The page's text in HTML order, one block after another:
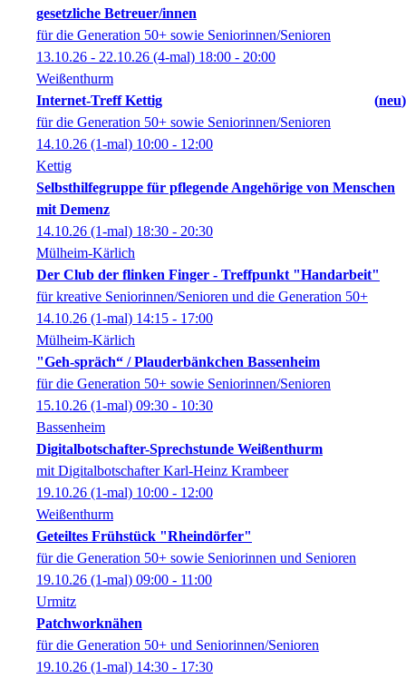
gesetzliche Betreuer/innen
für die Generation 50+ sowie Seniorinnen/Senioren
13.10.26 - 22.10.26 (4-mal) 18:00 - 20:00
Weißenthurm
Internet-Treff Kettig
neu
für die Generation 50+ sowie Seniorinnen/Senioren
14.10.26 (1-mal) 10:00 - 12:00
Kettig
Selbsthilfegruppe für pflegende Angehörige von Menschen
mit Demenz
14.10.26 (1-mal) 18:30 - 20:30
Mülheim-Kärlich
Der Club der flinken Finger - Treffpunkt "Handarbeit"
für kreative Seniorinnen/Senioren und die Generation 50+
14.10.26 (1-mal) 14:15 - 17:00
Mülheim-Kärlich
"Geh-spräch“ / Plauderbänkchen Bassenheim
für die Generation 50+ sowie Seniorinnen/Senioren
15.10.26 (1-mal) 09:30 - 10:30
Bassenheim
Digitalbotschafter-Sprechstunde Weißenthurm
mit Digitalbotschafter Karl-Heinz Krambeer
19.10.26 (1-mal) 10:00 - 12:00
Weißenthurm
Geteiltes Frühstück "Rheindörfer"
für die Generation 50+ sowie Seniorinnen und Senioren
19.10.26 (1-mal) 09:00 - 11:00
Urmitz
Patchworknähen
für die Generation 50+ und Seniorinnen/Senioren
19.10.26 (1-mal) 14:30 - 17:30